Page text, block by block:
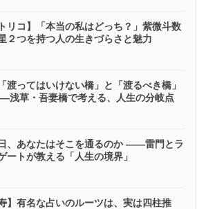
リコ】「本当の私はどっち？」紫微斗数
２つを持つ人の生きづらさと魅力
渡ってはいけない橋」と「渡るべき橋」
浅草・吾妻橋で考える、人生の分岐点
、あなたはそこを通るのか ――雷門とラ
ートが教える「人生の境界」
】有名な占いのルーツは、実は四柱推